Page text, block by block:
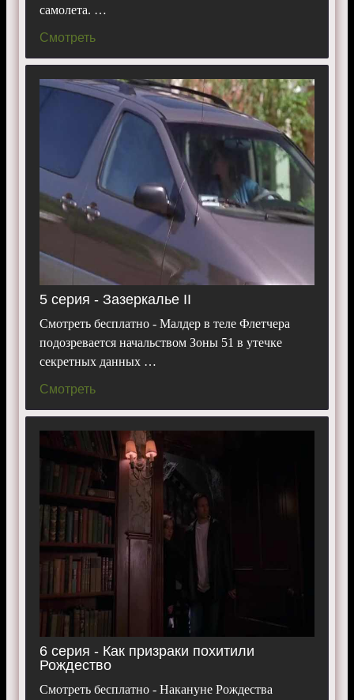
самолета. …
Смотреть
5 серия - Зазеркалье II
Смотреть бесплатно - Малдер в теле Флетчера
подозревается начальством Зоны 51 в утечке
секретных данных …
Смотреть
6 серия - Как призраки похитили
Рождество
Смотреть бесплатно - Накануне Рождества